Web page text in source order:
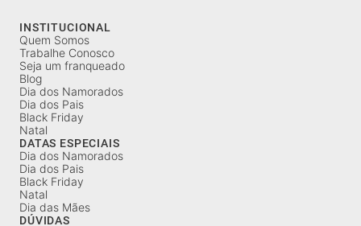
INSTITUCIONAL
Quem Somos
Trabalhe Conosco
Seja um franqueado
Blog
Dia dos Namorados
Dia dos Pais
Black Friday
Natal
DATAS ESPECIAIS
Dia dos Namorados
Dia dos Pais
Black Friday
Natal
Dia das Mães
DÚVIDAS